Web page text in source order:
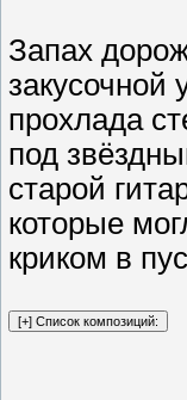
Запах
закусочной
прохлада
под
старой
которые
криком в